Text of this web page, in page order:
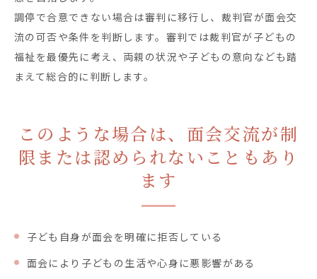
調停で合意できない場合は審判に移行し、裁判官が面会交
流の可否や条件を判断します。審判では裁判官が子どもの
福祉を最優先に考え、両親の状況や子どもの意向なども踏
まえて総合的に判断します。
このような場合は、面会交流が制
限または認められないこともあり
ます
子ども自身が面会を明確に拒否している
面会により子どもの生活や心身に悪影響がある